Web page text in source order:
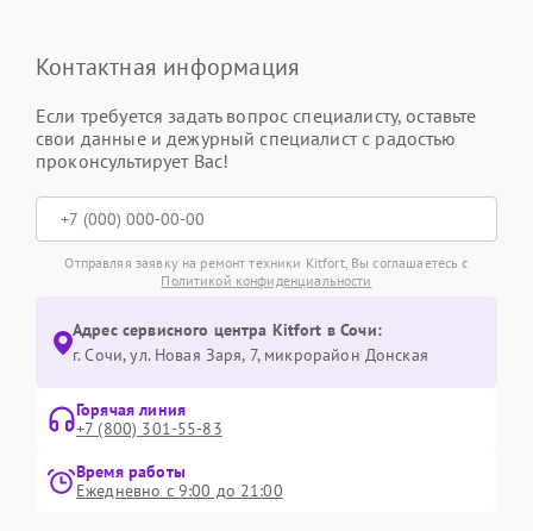
Контактная информация
Если требуется задать вопрос специалисту, оставьте
свои данные и дежурный специалист с радостью
проконсультирует Вас!
Отправляя заявку на ремонт техники Kitfort, Вы соглашаетесь с
Политикой конфиденциальности
Адрес сервисного центра Kitfort в Сочи:
г. Сочи, ул. Новая Заря, 7, микрорайон Донская
Горячая линия
+7 (800) 301-55-83
Время работы
Ежедневно с 9:00 до 21:00